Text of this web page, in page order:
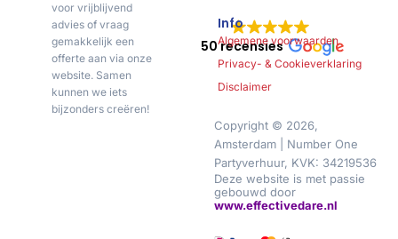
voor vrijblijvend
advies of vraag
gemakkelijk een
offerte aan via onze
website. Samen
kunnen we iets
bijzonders creëren!
50 recensies
Info
Algemene voorwaarden
Privacy- & Cookieverklaring
Disclaimer
Copyright © 2026,
Amsterdam | Number One
Partyverhuur, KVK: 34219536
Deze website is met passie
gebouwd door
www.effectivedare.nl